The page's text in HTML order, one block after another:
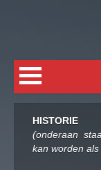
HISTORIE
(onderaan
kan worden